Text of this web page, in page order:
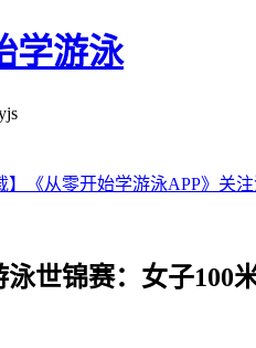
学游泳
】《从零开始学游泳APP》关
泳世锦赛：女子100